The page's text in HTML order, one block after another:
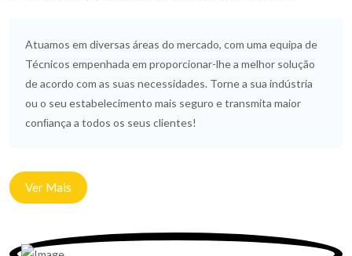
Atuamos em diversas áreas do mercado, com uma equipa de
Técnicos empenhada em proporcionar-lhe a melhor solução
de acordo com as suas necessidades. Torne a sua indústria
ou o seu estabelecimento mais seguro e transmita maior
conﬁança a todos os seus clientes!
Ver Mais